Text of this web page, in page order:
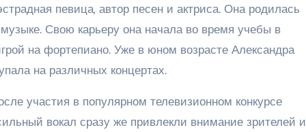
певица, автор песен и актриса. Она родилась
Свою карьеру она начала во время учебы в
на фортепиано. Уже в юном возрасте Александра
на различных концертах.
участия в популярном телевизионном конкурсе
вокал сразу же привлекли внимание зрителей и